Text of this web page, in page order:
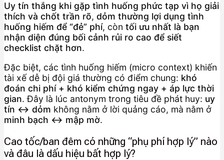
Uy tín thắng khi gặp tình huống phức tạp vì họ giải
thích và chốt trần rõ, dỏm thường lợi dụng tình
huống hiếm để “đẻ” phí, còn tối ưu nhất là bạn
nhận diện đúng bối cảnh rủi ro cao để siết
checklist chặt hơn.
Đặc biệt, các tình huống hiếm (micro context) khiến
tài xế dễ bị đội giá thường có điểm chung: khó
đoán chi phí + khó kiểm chứng ngay + áp lực thời
gian. Đây là lúc antonym trong tiêu đề phát huy: uy
tín ↔ dỏm không nằm ở lời quảng cáo, mà nằm ở
minh bạch ↔ mập mờ.
Cao tốc/ban đêm có những “phụ phí hợp lý” nào
và đâu là dấu hiệu bất hợp lý?